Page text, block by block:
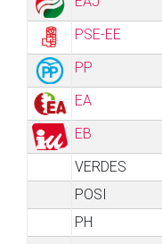
PSE-EE
PP
EA
EB
VERDES
POSI
PH